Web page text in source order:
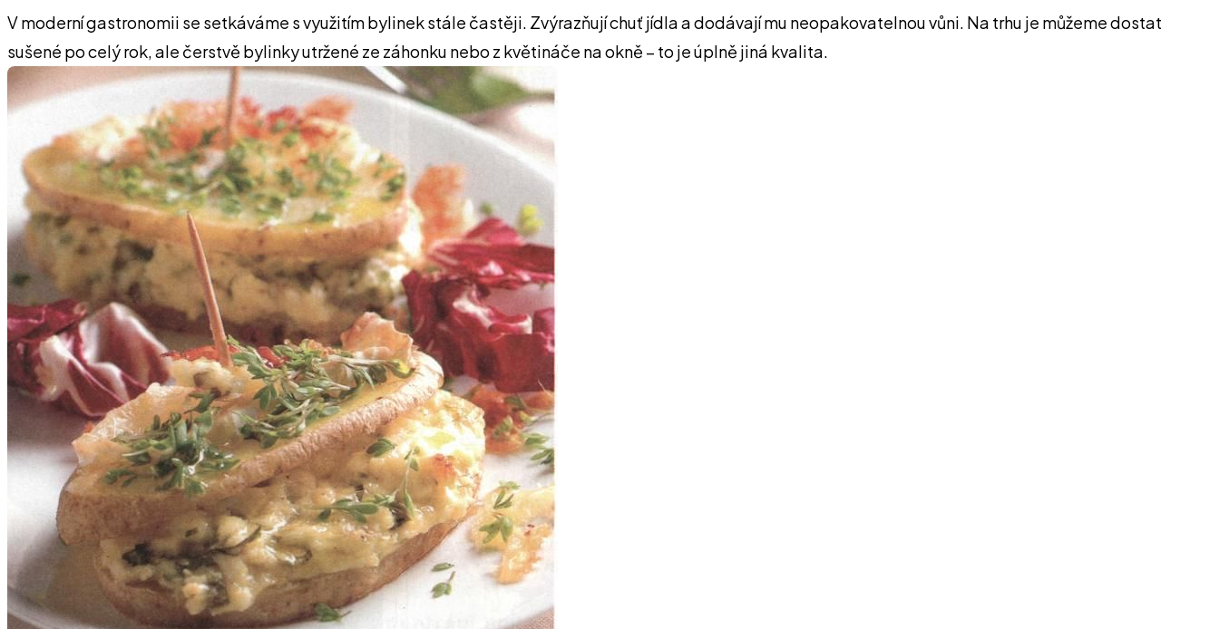
V moderní gastronomii se setkáváme s využitím bylinek stále častěji. Zvýrazňují chuť jídla a dodávají mu neopakovatelnou vůni. Na trhu je můžeme dostat
sušené po celý rok, ale čerstvě bylinky utržené ze záhonku nebo z květináče na okně – to je úplně jiná kvalita.